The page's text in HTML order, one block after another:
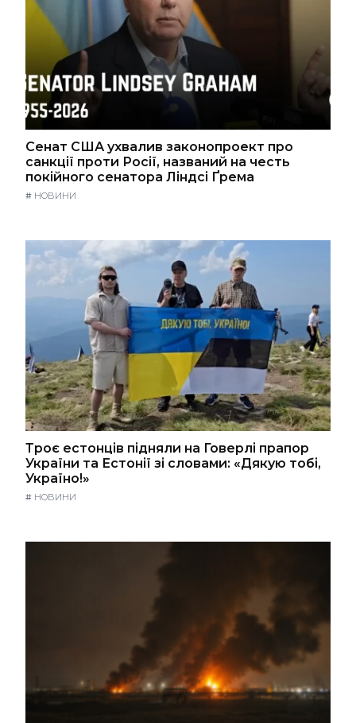
Сенат США ухвалив законопроект про
санкції проти Росії, названий на честь
покійного сенатора Ліндсі Ґрема
# НОВИНИ
Троє естонців підняли на Говерлі прапор
України та Естонії зі словами: «Дякую тобі,
Україно!»
# НОВИНИ